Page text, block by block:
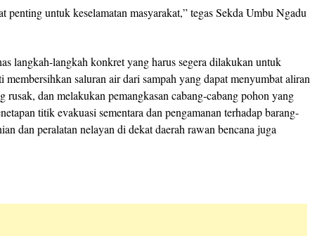
penting untuk keselamatan masyarakat,” tegas Sekda Umbu Ngadu
langkah-langkah konkret yang harus segera dilakukan untuk
membersihkan saluran air dari sampah yang dapat menyumbat aliran
dan melakukan pemangkasan cabang-cabang pohon yang
titik evakuasi sementara dan pengamanan terhadap barang-
dan peralatan nelayan di dekat daerah rawan bencana juga